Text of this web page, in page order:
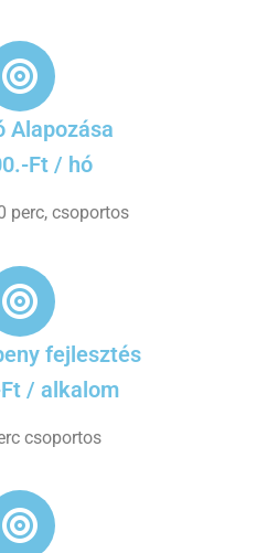
Alapozása
Ft / hó
perc, csoportos
fejlesztés
/ alkalom
csoportos